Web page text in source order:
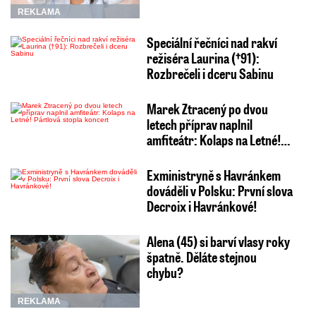
REKLAMA
Speciální řečníci nad rakví
režiséra Laurina (†91):
Rozbrečeli i dceru Sabinu
Marek Ztracený po dvou
letech příprav naplnil
amfiteátr: Kolaps na Letné!…
Exministryně s Havránkem
dováděli v Polsku: První slova
Decroix i Havránkové!
REKLAMA
Alena (45) si barví vlasy roky
špatně. Děláte stejnou
chybu?